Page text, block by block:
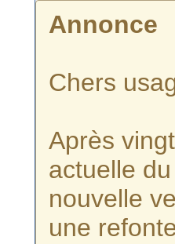
Annonce
Chers
Après
actuelle
nouvelle
une